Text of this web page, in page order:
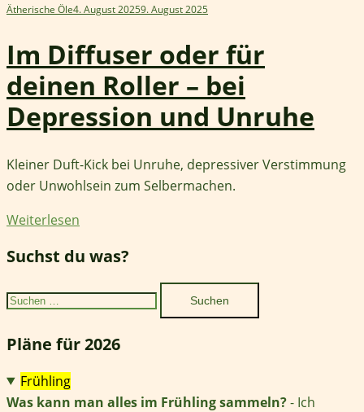
Ätherische Öle4. August 20259. August 2025
Im Diffuser oder für
deinen Roller – bei
Depression und Unruhe
Kleiner Duft-Kick bei Unruhe, depressiver Verstimmung
oder Unwohlsein zum Selbermachen.
Weiterlesen
Suchst du was?
Suchen
nach:
Pläne für 2026
Frühling
Was kann man alles im Frühling sammeln?- Ich